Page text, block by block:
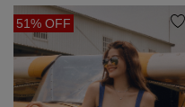
51% OFF